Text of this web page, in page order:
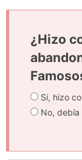
¿Hizo
Si, hizo
No, debía